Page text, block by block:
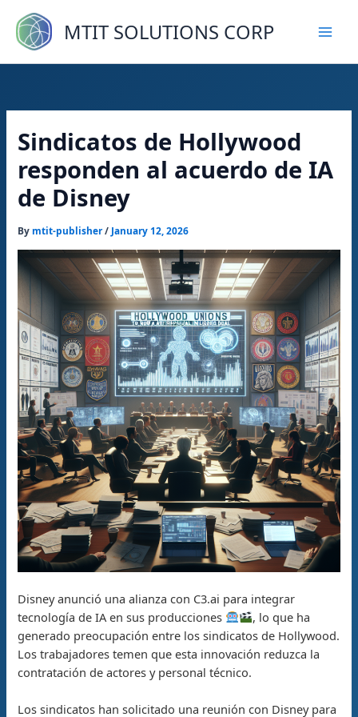
content
MTIT SOLUTIONS CORP
Sindicatos de Hollywood
responden al acuerdo de IA
de Disney
By mtit-publisher/ January 12, 2026
Disney anunció una alianza con C3.ai para integrar
tecnología de IA en sus producciones
, lo que ha
generado preocupación entre los sindicatos de Hollywood.
Los trabajadores temen que esta innovación reduzca la
contratación de actores y personal técnico.
Los sindicatos han solicitado una reunión con Disney para